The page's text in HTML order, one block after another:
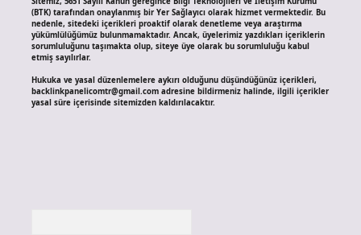
(BTK) tarafından onaylanmış bir Yer Sağlayıcı olarak hizmet vermektedir. Bu
nedenle, sitedeki içerikleri proaktif olarak denetleme veya araştırma
yükümlülüğümüz bulunmamaktadır. Ancak, üyelerimiz yazdıkları içeriklerin
sorumluluğunu taşımakta olup, siteye üye olarak bu sorumluluğu kabul
etmiş sayılırlar.
Hukuka ve yasal düzenlemelere aykırı olduğunu düşündüğünüz içerikleri,
backlinkpanelicomtr@gmail.comadresine bildirmeniz halinde, ilgili içerikler
yasal süre içerisinde sitemizden kaldırılacaktır.